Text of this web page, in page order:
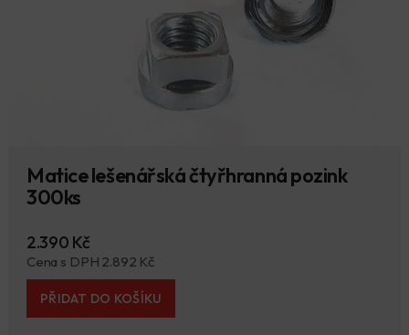
Matice lešenářská čtyřhranná pozink
300ks
2.390 Kč
Cena s DPH 2.892 Kč
PŘIDAT DO KOŠÍKU